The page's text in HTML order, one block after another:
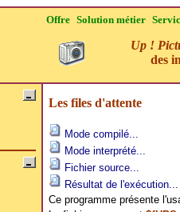
Offre Solution métier
Up !
des
Les files d'attente
Mode compilé...
Mode interprété...
Fichier source...
Résultat de l'exécution...
Ce programme présente